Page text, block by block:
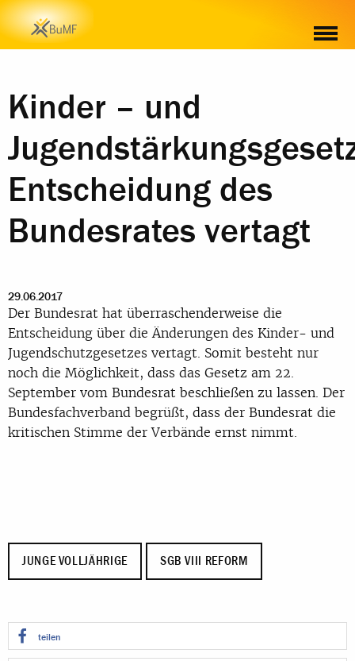
Kinder – und
Entscheidung des
Bundesrates vertagt
29.06.2017
Der Bundesrat hat überraschenderweise die
Entscheidung über die Änderungen des Kinder- und
Jugendschutzgesetzes vertagt. Somit besteht nur
noch die Möglichkeit, dass das Gesetz am 22.
September vom Bundesrat beschließen zu lassen. Der
Bundesfachverband begrüßt, dass der Bundesrat die
kritischen Stimme der Verbände ernst nimmt.
JUNGE VOLLJÄHRIGE SGB VIII REFORM
teilen